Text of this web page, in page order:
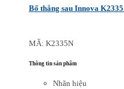
Bố thắng sau Innova
MÃ: K2335N
Thông tin sản phẩm
Nhãn hiệu